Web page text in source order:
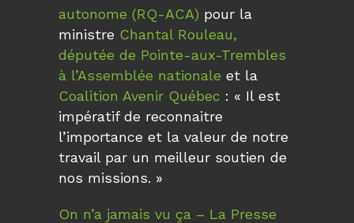
autonome (RQ-ACA) pour la
ministre Chantal Rouleau,
députée de Pointe-aux-Trembles
à l’Assemblée nationale et la
Coalition Avenir Québec : « Il est
impératif de reconnaitre
l’importance et la valeur de notre
travail par un meilleur soutien de
nos missions. »
On n’a jamais vu ça – La Presse